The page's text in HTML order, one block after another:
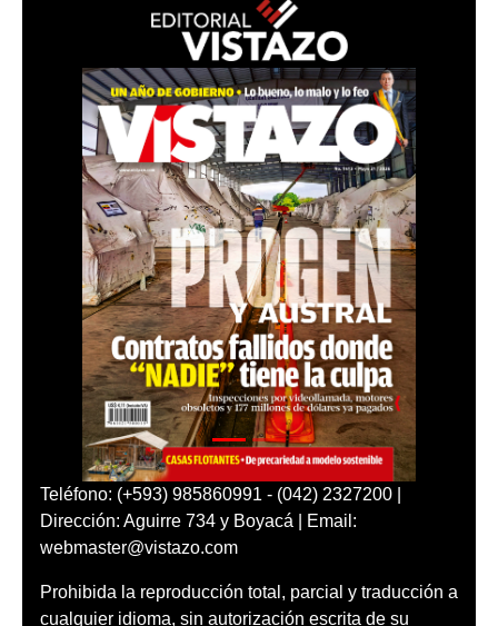
Teléfono: (+593) 985860991 - (042) 2327200 |
Dirección: Aguirre 734 y Boyacá | Email:
webmaster@vistazo.com
Prohibida la reproducción total, parcial y traducción a
cualquier idioma, sin autorización escrita de su